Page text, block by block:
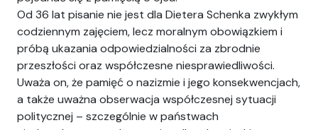
Od 36 lat pisanie nie jest dla Dietera Schenka zwykłym
codziennym zajęciem, lecz moralnym obowiązkiem i
próbą ukazania odpowiedzialności za zbrodnie
przeszłości oraz współczesne niesprawiedliwości.
Uważa on, że pamięć o nazizmie i jego konsekwencjach,
a także uważna obserwacja współczesnej sytuacji
politycznej – szczególnie w państwach